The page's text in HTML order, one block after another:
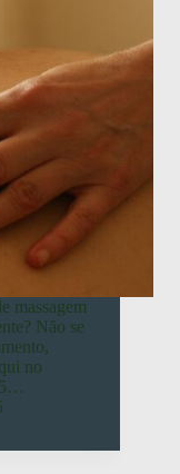
massagem
Não se
no